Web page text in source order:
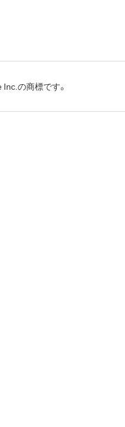
Inc.の商標です。